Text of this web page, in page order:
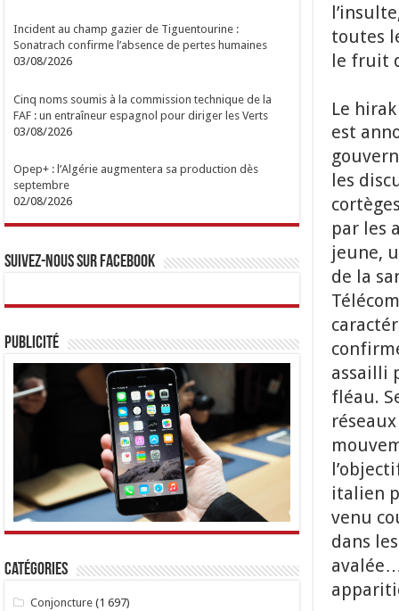
toutes
le fruit
Le
est
les
par les
jeune,
de la
assailli
fléau.
italien
venu
dans
Incident au champ gazier de Tiguentourine :
Sonatrach confirme l’absence de pertes humaines
03/08/2026
Cinq noms soumis à la commission technique de la
FAF : un entraîneur espagnol pour diriger les Verts
03/08/2026
Opep+ : l’Algérie augmentera sa production dès
septembre
02/08/2026
Suivez-nous sur Facebook
Publicité
Catégories
Conjoncture (1 697)